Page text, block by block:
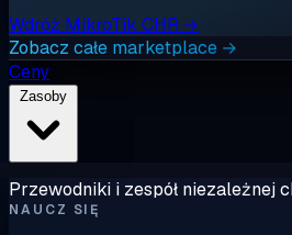
Wdróż MikroTik CHR →
Zobacz całe marketplace →
Ceny
Przewodniki i zespół niezależnej
NAUCZ SIĘ